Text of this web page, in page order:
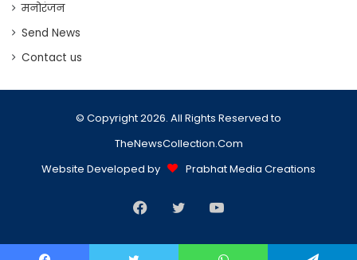
मनोरंजन
Send News
Contact us
© Copyright 2026. All Rights Reserved to
TheNewsCollection.Com
Website Developed by
Prabhat Media Creations
Facebook
TwitterYouTube